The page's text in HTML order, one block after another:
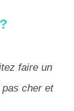
faire un
pas cher et